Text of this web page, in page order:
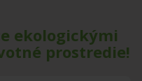
ekologickými
prostredie!